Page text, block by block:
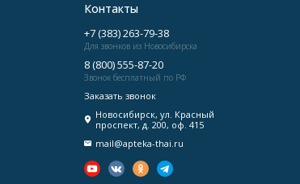
Контакты
+7 (383) 263-79-38
Для звонков из Новосибирска
8 (800) 555-87-20
Звонок бесплатный по РФ
Заказать звонок
Новосибирск, ул. Красный
проспект, д. 200, оф. 415
mail@apteka-thai.ru